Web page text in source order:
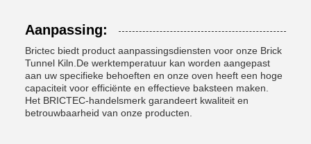
Aanpassing:
Brictec biedt product aanpassingsdiensten voor onze Brick
Tunnel Kiln.De werktemperatuur kan worden aangepast
aan uw specifieke behoeften en onze oven heeft een hoge
capaciteit voor efficiënte en effectieve baksteen maken.
Het BRICTEC-handelsmerk garandeert kwaliteit en
betrouwbaarheid van onze producten.